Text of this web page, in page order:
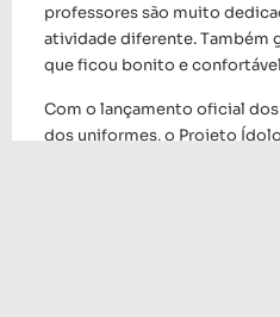
professores são muito
atividade diferente.
que ficou bonito e
Com o lançamento oficial
dos uniformes, o Projeto